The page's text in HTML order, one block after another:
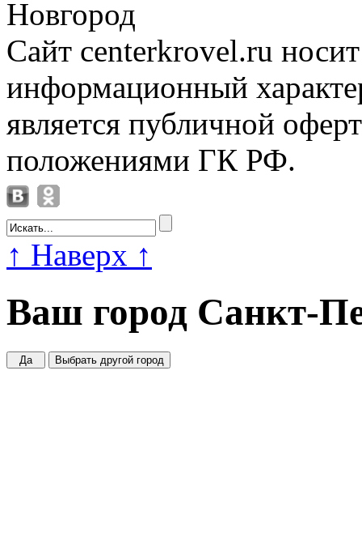
Новгород
Сайт centerkrovel.ru
информационный
является публичной
положениями ГК РФ.
↑ Наверх ↑
Ваш город Санкт-
Да Выбрать другой город